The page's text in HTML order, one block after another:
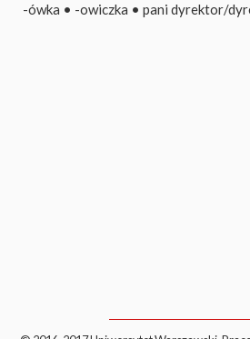
-ówka • -owiczka • pani dyrektor/